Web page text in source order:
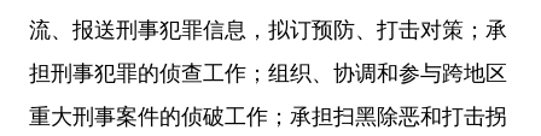
流、报送刑事犯罪信息，拟订预防、打击对策；承
担刑事犯罪的侦查工作；组织、协调和参与跨地区
重大刑事案件的侦破工作；承担扫黑除恶和打击拐